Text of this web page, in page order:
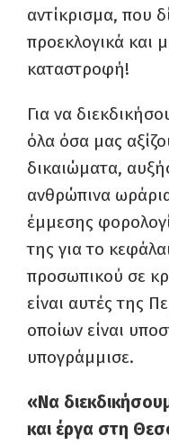
αντίκρισμα, που
προεκλογικά και
καταστροφή!
Για να
όλα όσα μας
δικαιώματα,
ανθρώπινα
έμμεσης
της για το
προσωπικού σε
είναι αυτές της
οποίων είναι
υπογράμμισε.
«Να
και έργα στη